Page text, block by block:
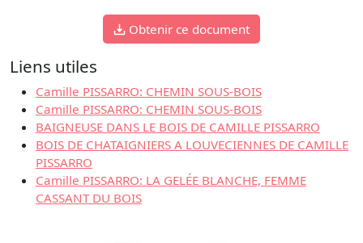
Obtenir ce document
Liens utiles
Camille PISSARRO: CHEMIN SOUS-BOIS
Camille PISSARRO: CHEMIN SOUS-BOIS
BAIGNEUSE DANS LE BOIS DE CAMILLE PISSARRO
BOIS DE CHATAIGNIERS A LOUVECIENNES DE CAMILLE
PISSARRO
Camille PISSARRO: LA GELÉE BLANCHE, FEMME
CASSANT DU BOIS